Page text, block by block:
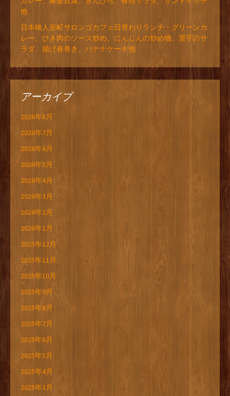
他
日本橋人形町サロンゴカフェ日替わりランチ・グリーンカ
レー、ひき肉のソース炒め、にんじんの炒め物、里芋のサ
ラダ、揚げ春巻き、バナナケーキ他
アーカイブ
2026年8月
2026年7月
2026年6月
2026年5月
2026年4月
2026年3月
2026年2月
2026年1月
2025年12月
2025年11月
2025年10月
2025年9月
2025年8月
2025年7月
2025年6月
2025年5月
2025年4月
2025年3月